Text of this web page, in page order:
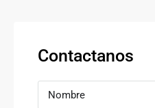
Contactanos